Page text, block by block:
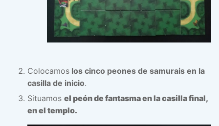
Colocamos los cinco peones de samurais en la
casilla de inicio.
Situamos el peón de fantasma en la casilla final,
en el templo.